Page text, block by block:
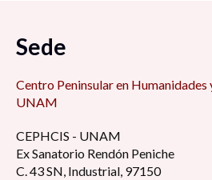
Sede
Centro Peninsular en Humanidades
UNAM
CEPHCIS - UNAM
Ex Sanatorio Rendón Peniche
C. 43 SN, Industrial, 97150